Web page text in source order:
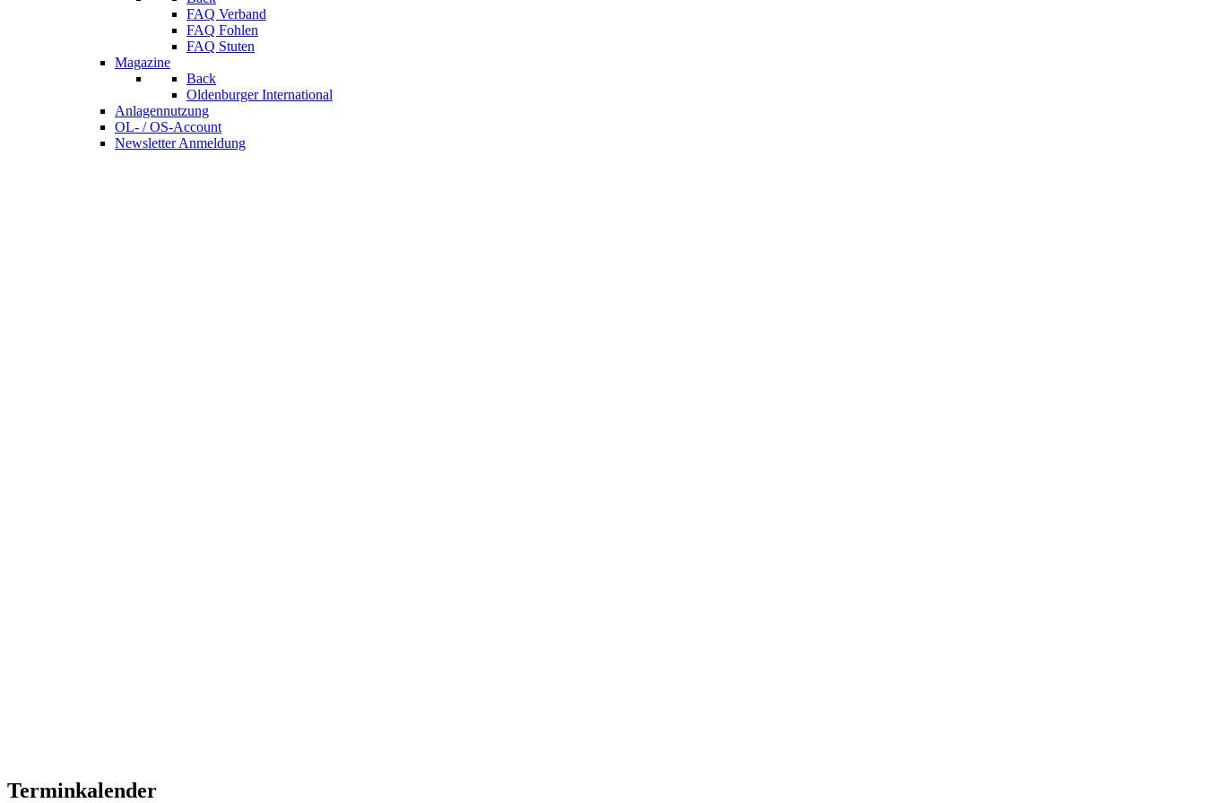
FAQ Verband
FAQ Fohlen
FAQ Stuten
Magazine
Back
Oldenburger International
Anlagennutzung
OL- / OS-Account
Newsletter Anmeldung
Terminkalender